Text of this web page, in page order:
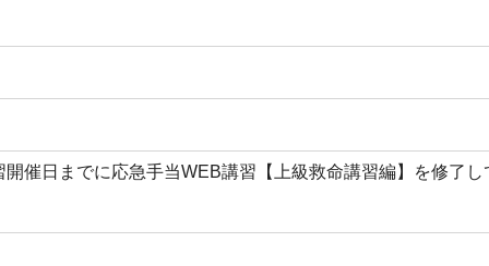
催日までに応急手当WEB講習【上級救命講習編】を修了し